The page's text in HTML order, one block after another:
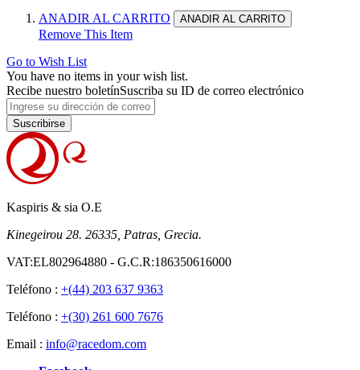
ANADIR AL CARRITO ANADIR AL CARRITO
Remove This Item
Go to Wish List
You have no items in your wish list.
Recibe nuestro boletínSuscriba su ID de correo electrónico
Suscribirse
Kaspiris & sia O.E
Kinegeirou 28. 26335, Patras, Grecia.
VAT:EL802964880 - G.C.R:186350616000
Teléfono : +(44) 203 637 9363
Teléfono : +(30) 261 600 7676
Email : info@racedom.com